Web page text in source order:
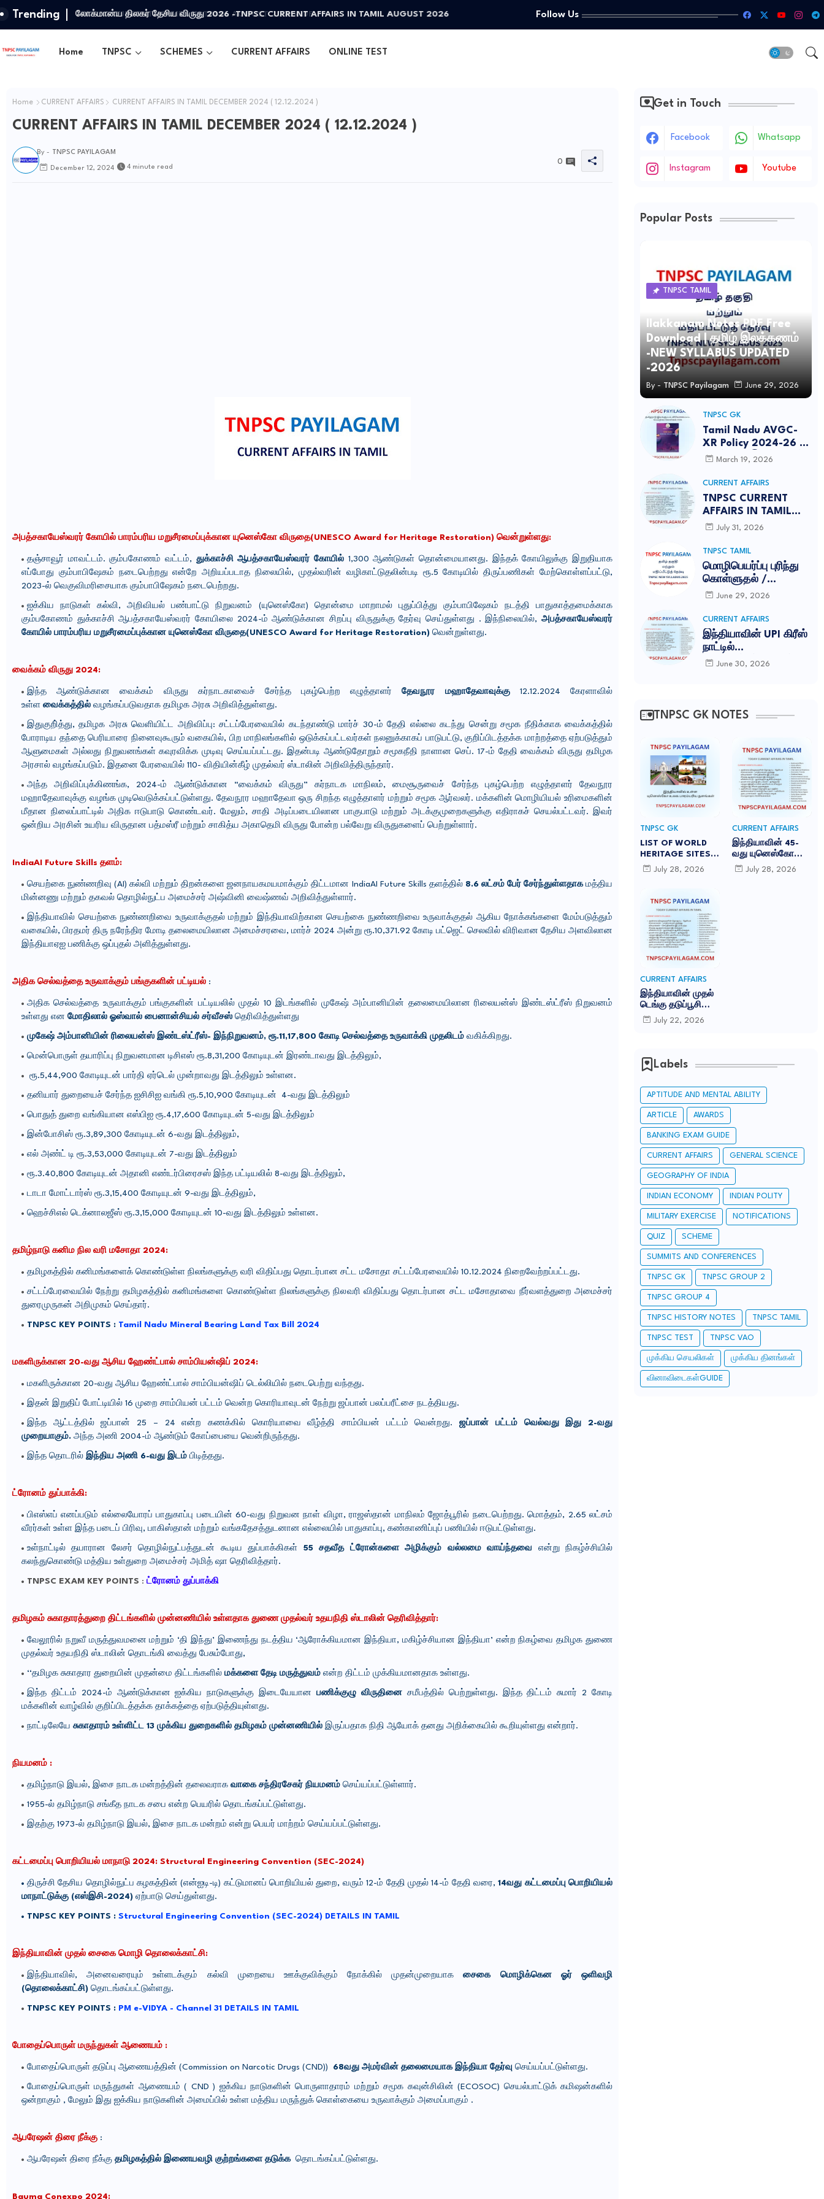
Trending லோக்மான்ய திலகர் தேசிய விருது 2026 -TNPSC CURRENT AFFAIRS IN TAMIL AUGUST 2026 Follow Us
Home TNPSC SCHEMES CURRENT AFFAIRS ONLINE TEST
Home CURRENT AFFAIRS CURRENT AFFAIRS IN TAMIL DECEMBER 2024 ( 12.12.2024 )
CURRENT AFFAIRS IN TAMIL DECEMBER 2024 ( 12.12.2024 )
By - TNPSC PAYILAGAM
December 12, 2024 4 minute read
0
அபத்சகாயேஸ்வரர் கோயில் பாரம்பரிய மறுசீரமைப்புக்கான யுனெஸ்கோ விருதை(UNESCO Award for Heritage Restoration) வென்றுள்ளது:
தஞ்சாவூர் மாவட்டம். கும்பகோணம் வட்டம், துக்காச்சி ஆபத்சகாயேஸ்வரர் கோயில் 1,300 ஆண்டுகள் தொன்மையானது. இந்தக் கோயிலுக்கு இறுதியாக
எப்போது கும்பாபிஷேகம் நடைபெற்றது என்றே அறியப்படாத நிலையில், முதல்வரின் வழிகாட்டுதலின்படி ரூ.5 கோடியில் திருப்பணிகள் மேற்கொள்ளப்பட்டு,
2023-ல் வெகுவிமரிசையாக கும்பாபிஷேகம் நடைபெற்றது.
ஐக்கிய நாடுகள் கல்வி, அறிவியல் பண்பாட்டு நிறுவனம் (யுனெஸ்கோ) தொன்மை மாறாமல் புதுப்பித்து கும்பாபிஷேகம் நடத்தி பாதுகாத்தமைக்காக
கும்பகோணம் துக்காச்சி ஆபத்சகாயேஸ்வரர் கோயிலை 2024-ம் ஆண்டுக்கான சிறப்பு விருதுக்கு தேர்வு செய்துள்ளது . இந்நிலையில், அபத்சகாயேஸ்வரர்
கோயில் பாரம்பரிய மறுசீரமைப்புக்கான யுனெஸ்கோ விருதை(UNESCO Award for Heritage Restoration) வென்றுள்ளது.
வைக்கம் விருது 2024:
இந்த ஆண்டுக்கான வைக்கம் விருது கர்நாடகாவைச் சேர்ந்த புகழ்பெற்ற எழுத்தாளர்தேவநூர மஹாதேவாவுக்கு 12.12.2024 கேரளாவில்
உள்ள வைக்கத்தில் வழங்கப்படுவதாக தமிழக அரசு அறிவித்துள்ளது.
இதுகுறி்த்து, தமிழக அரசு வெளியிட்ட அறிவிப்பு: சட்டப்பேரவையில் கடந்தாண்டு மார்ச் 30-ம் தேதி எல்லை கடந்து சென்று சமூக நீதிக்காக வைக்கத்தில்
போராடிய தந்தை பெரியாரை நினைவுகூரும் வகையில், பிற மாநிலங்களில் ஒடுக்கப்பட்டவர்கள் நலனுக்காகப் பாடுபட்டு, குறிப்பிடத்தக்க மாற்றத்தை ஏற்படுத்தும்
ஆளுமைகள் அல்லது நிறுவனங்கள் கவுரவிக்க முடிவு செய்யப்பட்டது. இதன்படி ஆண்டுதோறும் சமூகநீதி நாளான செப். 17-ம் தேதி வைக்கம் விருது தமிழக
அரசால் வழங்கப்படும். இதனை பேரவையில் 110- விதியின்கீழ் முதல்வர் ஸ்டாலின் அறிவித்திருந்தார்.
அந்த அறிவிப்புக்கிணங்க, 2024-ம் ஆண்டுக்கான “வைக்கம் விருது” கர்நாடக மாநிலம், மைசூருவைச் சேர்ந்த புகழ்பெற்ற எழுத்தாளர் தேவநூர
மஹாதேவாவுக்கு வழங்க முடிவெடுக்கப்பட்டுள்ளது. தேவநூர மஹாதேவா ஒரு சிறந்த எழுத்தாளர் மற்றும் சமூக ஆர்வலர். மக்களின் மொழியியல் உரிமைகளின்
மீதான நிலைப்பாட்டில் அதிக ஈடுபாடு கொண்டவர். மேலும், சாதி அடிப்படையிலான பாகுபாடு மற்றும் அடக்குமுறைகளுக்கு எதிராகச் செயல்பட்டவர். இவர்
ஒன்றிய அரசின் உயரிய விருதான பத்மஸ்ரீ மற்றும் சாகித்ய அகாதெமி விருது போன்ற பல்வேறு விருதுகளைப் பெற்றுள்ளார்.
IndiaAI Future Skills தளம்:
செயற்கை நுண்ணறிவு (AI) கல்வி மற்றும் திறன்களை ஜனநாயகமயமாக்கும் திட்டமான IndiaAI Future Skills தளத்தில் 8.6 லட்சம் பேர் சேர்ந்துள்ளதாக மத்திய
மின்னணு மற்றும் தகவல் தொழில்நுட்ப அமைச்சர் அஷ்வினி வைஷ்ணவ் அறிவித்துள்ளார்.
இந்தியாவில் செயற்கை நுண்ணறிவை உருவாக்குதல் மற்றும் இந்தியாவிற்கான செயற்கை நுண்ணறிவை உருவாக்குதல் ஆகிய நோக்கங்களை மேம்படுத்தும்
வகையில், பிரதமர் திரு நரேந்திர மோடி தலைமையிலான அமைச்சரவை, மார்ச் 2024 அ ன்று ரூ.10,371.92 கோடி பட்ஜெட் செலவில் விரிவான தேசிய அளவிலான
இந்தியாஏஐ பணிக்கு ஒப்புதல் அளித்துள்ளது.
அதிக செல்வத்தை உருவாக்கும் பங்குகளின் பட்டியல் :
அதிக செல்வத்தை உருவாக்கும் பங்குகளின் பட்டியலில் முதல் 10 இடங்களில் முகேஷ் அம்பானியின் தலைமையிலான ரிலையன்ஸ் இண்டஸ்ட்ரீஸ் நிறுவனம்
உள்ளது என மோதிலால் ஓஸ்வால் பைனான்சியல் சர்வீசஸ் தெரிவித்துள்ளது
முகேஷ் அம்பானியின் ரிலையன்ஸ் இண்டஸ்ட்ரீஸ்- இந்நிறுவனம், ரூ.11,17,800 கோடி செல்வத்தை உருவாக்கி முதலிடம் வகிக்கிறது.
மென்பொருள் தயாரிப்பு நிறுவனமான டிசிஎஸ் ரூ.8,31,200 கோடியுடன் இரண்டாவது இடத்திலும்,
ரூ.5,44,900 கோடியுடன் பார்தி ஏர்டெல் முன்றாவது இடத்திலும் உள்ளன.
தனியார் துறையைச் சேர்ந்த ஐசிசிஐ வங்கி ரூ.5,10,900 கோடியுடன் 4-வது இடத்திலும்
பொதுத் துறை வங்கியான எஸ்பிஐ ரூ.4,17,600 கோடியுடன் 5-வது இடத்திலும்
இன்போசிஸ் ரூ.3,89,300 கோடியுடன் 6-வது இடத்திலும்,
எல் அண்ட் டி ரூ.3,53,000 கோடியுடன் 7-வது இடத்திலும்
ரூ.3.40,800 கோடியுடன் அதானி எண்டர்பிரைசஸ் இந்த பட்டியலில் 8-வது இடத்திலும்,
டாடா மோட்டார்ஸ் ரூ.3,15,400 கோடியுடன் 9-வது இடத்திலும்,
ஹெச்சிஎல் டெக்னாலஜீஸ் ரூ.3,15,000 கோடியுடன் 10-வது இடத்திலும் உள்ளன.
தமிழ்நாடு கனிம நில வரி மசோதா 2024:
தமிழகத்தில் கனிமங்களைக் கொண்டுள்ள நிலங்களுக்கு வரி விதிப்பது தொடர்பான சட்ட மசோதா சட்டப்பேரவையில் 10.12.2024 நிறைவேற்றப்பட்டது.
சட்டப்பேரவையில் நேற்று தமிழகத்தில் கனிமங்களை கொண்டுள்ள நிலங்களுக்கு நிலவரி விதிப்பது தொடர்பான சட்ட மசோதாவை நீர்வளத்துறை அமைச்சர்
துரைமுருகன் அறிமுகம் செய்தார்.
TNPSC KEY POINTS : Tamil Nadu Mineral Bearing Land Tax Bill 2024
மகளிருக்கான 20-வது ஆசிய ஹேண்ட்பால் சாம்பியன்ஷிப் 2024:
மகளிருக்கான 20-வது ஆசிய ஹேண்ட்பால் சாம்பியன்ஷிப் டெல்லியில் நடைபெற்று வந்தது.
இதன் இறுதிப் போட்டியில் 16 முறை சாம்பியன் பட்டம் வென்ற கொரியாவுடன் நேற்று ஜப்பான் பலப்பரீட்சை நடத்தியது.
இந்த ஆட்டத்தில் ஜப்பான் 25 – 24 என்ற கணக்கில் கொரியாவை வீழ்த்தி சாம்பியன் பட்டம் வென்றது.ஜப்பான் பட்டம் வெல்வது இது 2-வது
முறையாகும். அந்த அணி 2004-ம் ஆண்டும் கோப்பையை வென்றிருந்தது.
இந்த தொடரில் இந்திய அணி 6-வது இடம் பிடித்தது.
ட்ரோனம் துப்பாக்கி:
பிஎஸ்எப் எனப்படும் எல்லையோரப் பாதுகாப்பு படையின் 60-வது நிறுவன நாள் விழா, ராஜஸ்தான் மாநிலம் ஜோத்பூரில் நடைபெற்றது. மொத்தம், 2.65 லட்சம்
வீரர்கள் உள்ள இந்த படைப் பிரிவு, பாகிஸ்தான் மற்றும் வங்கதேசத்துடனான எல்லையில் பாதுகாப்பு, கண்காணிப்புப் பணியில் ஈடுபட்டுள்ளது.
உள்நாட்டில் தயாரான லேசர் தொழில்நுட்பத்துடன் கூடிய துப்பாக்கிகள் 55 சதவீத ட்ரோன்களை அழிக்கும் வல்லமை வாய்ந்தவை என்று நிகழ்ச்சியில்
கலந்துகொண்டு மத்திய உள்துறை அமைச்சர் அமித் ஷா தெரிவித்தார்.
TNPSC EXAM KEY POINTS : ட்ரோனம் துப்பாக்கி
தமிழகம் சுகாதாரத்துறை திட்டங்களில் முன்னணியில் உள்ளதாக துணை முதல்வர் உதயநிதி ஸ்டாலின் தெரிவித்தார்:
வேலூரில் நறுவீ மருத்துவமனை மற்றும் ‘தி இந்து’ இணைந்து நடத்திய ‘ஆரோக்கியமான இந்தியா, மகிழ்ச்சியான இந்தியா’ என்ற நிகழ்வை தமிழக துணை
முதல்வர் உதயநிதி ஸ்டாலின் தொடங்கி வைத்து பேசும்போது,
‘‘தமிழக சுகாதார துறையின் முதன்மை திட்டங்களில் மக்களை தேடி மருத்துவம் என்ற திட்டம் முக்கியமானதாக உள்ளது.
இந்த திட்டம் 2024-ம் ஆண்டுக்கான ஐக்கிய நாடுகளுக்கு இடையேயானபணிக்குழு விருதினைசமீபத்தில் பெற்றுள்ளது. இந்த திட்டம் சுமார் 2 கோடி
மக்களின் வாழ்வில் குறிப்பிடத்தக்க தாக்கத்தை ஏற்படுத்தியுள்ளது.
நாட்டிலேயே சுகாதாரம் உள்ளிட்ட 13 முக்கிய துறைகளில் தமிழகம் முன்னணியில் இருப்பதாக நிதி ஆயோக் தனது அறிக்கையில் கூறியுள்ளது என்றார்.
நியமனம் :
தமிழ்நாடு இயல், இசை நாடக மன்றத்தின் தலைவராக வாகை சந்திரசேகர் நியமனம் செய்யப்பட்டுள்ளார்.
1955-ல் தமிழ்நாடு சங்கீத நாடக சபை என்ற பெயரில் தொடங்கப்பட்டுள்ளது.
இதற்கு 1973-ல் தமிழ்நாடு இயல், இசை நாடக மன்றம் என்று பெயர் மாற்றம் செய்யப்பட்டுள்ளது.
கட்டமைப்பு பொறியியல் மாநாடு 2024: Structural Engineering Convention (SEC-2024)
திருச்சி தேசிய தொழில்நுட்ப கழகத்தின் (என்ஐடி-டி) கட்டுமானப் பொறியியல் துறை, வரும் 12-ம் தேதி முதல் 14-ம் தேதி வரை,14வது கட்டமைப்பு பொறியியல்
மாநாட்டுக்கு (எஸ்இசி-2024) ஏற்பாடு செய்துள்ளது.
TNPSC KEY POINTS : Structural Engineering Convention (SEC-2024) DETAILS IN TAMIL
இந்தியாவின் முதல் சைகை மொழி தொலைக்காட்சி:
இந்தியாவில், அனைவரையும் உள்ளடக்கும் கல்வி முறையை ஊக்குவிக்கும் நோக்கில் முதன்முறையாகசைகை மொழிக்கென ஓர் ஒளிவழி
(தொலைக்காட்சி) தொடங்கப்பட்டுள்ளது.
TNPSC KEY POINTS : PM e-VIDYA - Channel 31 DETAILS IN TAMIL
போதைப்பொருள் மருந்துகள் ஆணையம் :
போதைப்பொருள் தடுப்பு ஆணையத்தின் (Commission on Narcotic Drugs (CND)) 68வது அமர்வின் தலைமையாக இந்தியா தேர்வு செய்யப்பட்டுள்ளது.
போதைப்பொருள் மருந்துகள் ஆணையம் ( CND ) ஐக்கிய நாடுகளின் பொருளாதாரம் மற்றும் சமூக கவுன்சிலின் (ECOSOC) செயல்பாட்டுக் கமிஷன்களில்
ஒன்றாகும் , மேலும் இது ஐக்கிய நாடுகளின் அமைப்பில் உள்ள மத்திய மருந்துக் கொள்கையை உருவாக்கும் அமைப்பாகும் .
ஆபரேஷன் திரை நீக்கு :
ஆபரேஷன் திரை நீக்கு தமிழகத்தில் இணையவழி குற்றங்களை தடுக்கதொடங்கப்பட்டுள்ளது.
Bauma Conexpo 2024:
Get in Touch
Facebook Whatsapp
Instagram Youtube
Popular Posts
TNPSC TAMIL
TNPSC Group 2 and 4 Tamil
Ilakkanam Notes PDF Free
Download | தமிழ் இலக்கணம்
-NEW SYLLABUS UPDATED
-2026
By - TNPSC Payilagam June 29, 2026
TNPSC GK
Tamil Nadu AVGC-
XR Policy 2024-26 /
தமிழ்நாடு இயங்குபடம்,
மெய்நிகர் கொள்கை
2026
March 19, 2026
CURRENT AFFAIRS
TNPSC CURRENT
AFFAIRS IN TAMIL
JULY 2026-PDF
July 31, 2026
TNPSC TAMIL
மொழிபெயர்ப்பு புரிந்து
கொள்ளுதல் /
MOZHIPEYARPPU
NOTES
June 29, 2026
CURRENT AFFAIRS
இந்தியாவின் UPI கிரீஸ்
நாட்டில்
அதிகாரப்பூர்வமாகத்
JUNE 2026
June 30, 2026
TNPSC GK NOTES
TNPSC GK
LIST OF WORLD
HERITAGE SITES
IN INDIA
-இந்தியாவில் உள்ள
பாரம்பரிய தளங்கள்:
July 28, 2026
CURRENT AFFAIRS
இந்தியாவின் 45-
வது யுனெஸ்கோ
உலகப் பாரம்பரியக்
களம் சாரநாத்:
July 28, 2026
CURRENT AFFAIRS
இந்தியாவின் முதல்
டெங்கு தடுப்பூசி
'கியூடெங்கா'
(Qdenga): TNPSC
2026
July 22, 2026
Labels
APTITUDE AND MENTAL ABILITY
ARTICLE AWARDS
BANKING EXAM GUIDE
CURRENT AFFAIRS GENERAL SCIENCE
GEOGRAPHY OF INDIA
INDIAN ECONOMY INDIAN POLITY
MILITARY EXERCISE NOTIFICATIONS
QUIZ SCHEME
SUMMITS AND CONFERENCES
TNPSC GK TNPSC GROUP 2
TNPSC GROUP 4
TNPSC HISTORY NOTES TNPSC TAMIL
TNPSC TEST TNPSC VAO
முக்கிய செயலிகள் முக்கிய தினங்கள்
வினாவிடைகள்GUIDE